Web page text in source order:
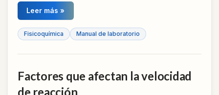
Leer más »
Fisicoquímica Manual de laboratorio
Factores que afectan la velocidad
de reacción